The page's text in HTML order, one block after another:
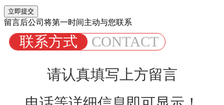
留言后公司将第一时间主动与您联系
联系方式 CONTACT
请认真填写上方留言